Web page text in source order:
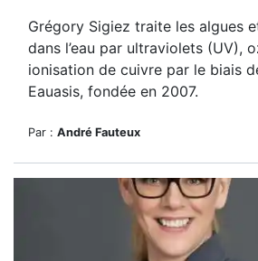
Grégory Sigiez traite les algues
dans l’eau par ultraviolets (UV),
ionisation de cuivre par le biais
Eauasis, fondée en 2007.
Par : André Fauteux